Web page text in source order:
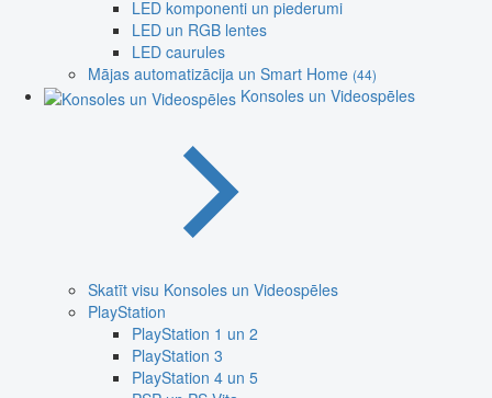
LED komponenti un piederumi
LED un RGB lentes
LED caurules
Mājas automatizācija un Smart Home (44)
Konsoles un Videospēles
Skatīt visu Konsoles un Videospēles
PlayStation
PlayStation 1 un 2
PlayStation 3
PlayStation 4 un 5